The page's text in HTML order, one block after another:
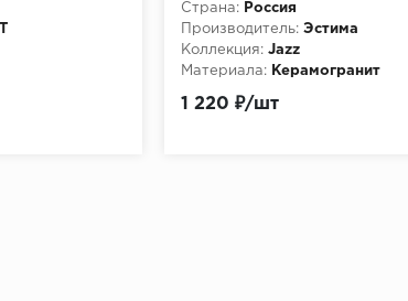
Страна:
Россия
Производитель: Эстима
Коллекция: Jazz
Материала:
Керамогранит
http://pixmosaic.ruМозаика
1 220 ₽/шт